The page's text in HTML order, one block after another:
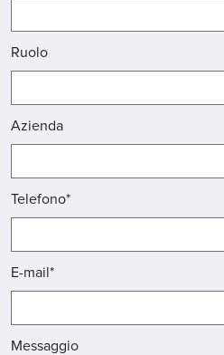
Ruolo
Azienda
Telefono*
E-mail*
Messaggio